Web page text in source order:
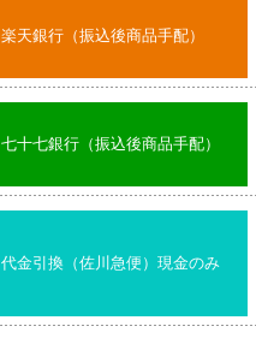
楽天銀行（振込後商品手配）
七十七銀行（振込後商品手配）
代金引換（佐川急便）現金のみ